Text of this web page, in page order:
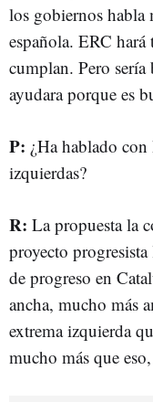
los gobiernos habla
española. ERC
cumplan. Pero
ayudara porque es
P: ¿Ha hablado
izquierdas?
R: La propuesta la
proyecto
de progreso en
ancha, mucho más
extrema izquierda
mucho más que